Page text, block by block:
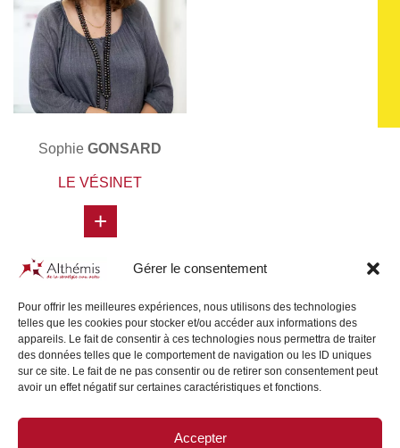
Gérer le consentement
Pour offrir les meilleures expériences, nous utilisons des technologies
telles que les cookies pour stocker et/ou accéder aux informations des
appareils. Le fait de consentir à ces technologies nous permettra de traiter
des données telles que le comportement de navigation ou les ID uniques
sur ce site. Le fait de ne pas consentir ou de retirer son consentement peut
avoir un effet négatif sur certaines caractéristiques et fonctions.
Accepter
Sophie GONSARD
LE VÉSINET
+